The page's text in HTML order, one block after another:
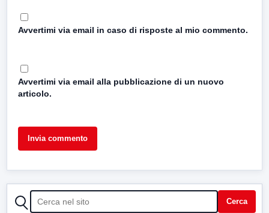
Avvertimi via email in caso di risposte al mio commento.
Avvertimi via email alla pubblicazione di un nuovo
articolo.
CERCA Cerca